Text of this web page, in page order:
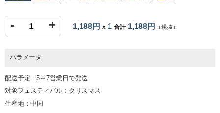
- + 1,188円 x 1 合計1,188円 （税抜）
パラメータ
配送予定 : 5～7営業日で発送
対象フェスティバル：クリスマス
生産地：中国